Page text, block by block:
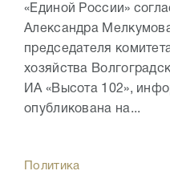
«Единой России»
Александра
председателя
хозяйства
ИА «Высота 102»,
опубликована на...
Политика